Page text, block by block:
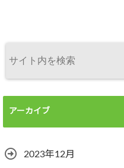
アーカイブ
2023年12月